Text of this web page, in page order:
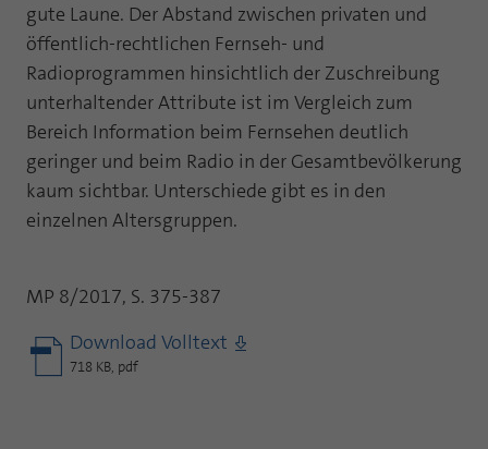
gute Laune. Der Abstand zwischen privaten und
öffentlich-rechtlichen Fernseh- und
Radioprogrammen hinsichtlich der Zuschreibung
unterhaltender Attribute ist im Vergleich zum
Bereich Information beim Fernsehen deutlich
geringer und beim Radio in der Gesamtbevölkerung
kaum sichtbar. Unterschiede gibt es in den
einzelnen Altersgruppen.
MP 8/2017, S. 375-387
Download Volltext
718 KB, pdf